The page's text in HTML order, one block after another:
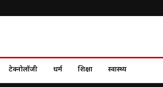
टेक्नोलॉजी धर्म शिक्षा स्वास्थ्य